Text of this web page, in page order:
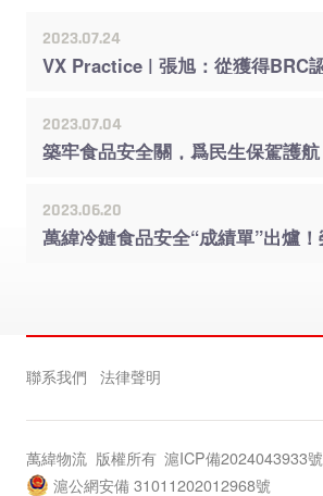
2023.07.24
2023.07.04
築牢食品安全關，爲民生保駕護航
2023.06.20
聯系我們 法律聲明
萬緯物流 版權所有 滬ICP備2024043933號
滬公網安備 31011202012968號